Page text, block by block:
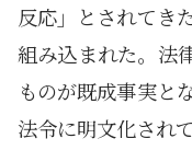
反応」とされてき
組み込まれた。法
ものが既成事実と
法令に明文化され